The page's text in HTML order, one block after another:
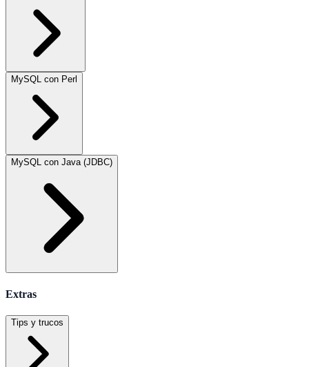
MySQL con Perl
MySQL con Java (JDBC)
Extras
Tips y trucos